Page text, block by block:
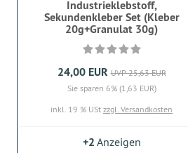
Industrieklebstoff,
Sekundenkleber Set (Kleber
20g+Granulat 30g)
24,00 EUR UVP 25,63 EUR
Sie sparen 6% (1,63 EUR)
inkl. 19 % USt zzgl. Versandkosten
+2 Anzeigen